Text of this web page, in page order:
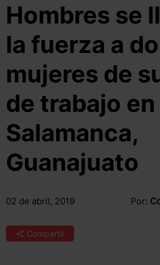
Hombres se
la fuerza a
mujeres de
de trabajo en
Salamanca,
Guanajuato
02 de abril, 2019 Por:
Compartir